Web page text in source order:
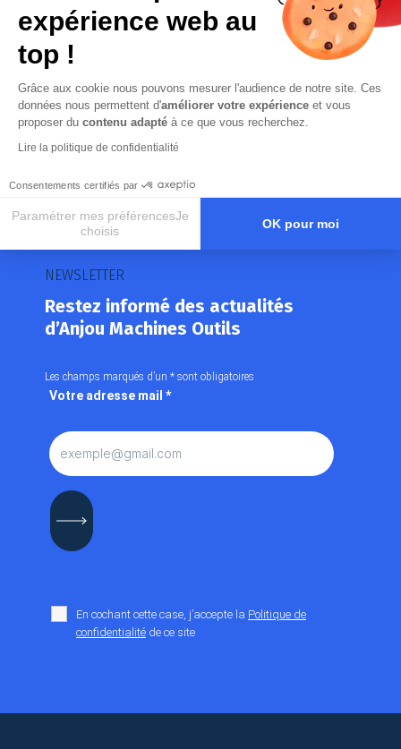
expérience web au
top !
Grâce aux cookie nous pouvons mesurer l'audience de notre site. Ces
données nous permettent d'améliorer votre expérience et vous
proposer du contenu adapté à ce que vous recherchez.
Lire la politique de confidentialité
Consentements certifiés par
Paramétrer mes préférencesJe
choisis
OK pour moi
Notre plateforme vous permet d'adapter et de gérer vos
Réparation et dépannage,
Maintenance et modernisation,
Contrôle géométrie
N’hésitez pas à nous contacter pour plus d’informations
sur nos services.
NEWSLETTER
Restez informé des actualités
d’Anjou Machines Outils
Les champs marqués d’un * sont obligatoires
Votre adresse mail *
En cochant cette case, j’accepte la Politique de
confidentialité de ce site